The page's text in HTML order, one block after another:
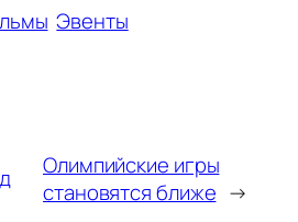
Эвенты
Олимпийские игры
становятся ближе →